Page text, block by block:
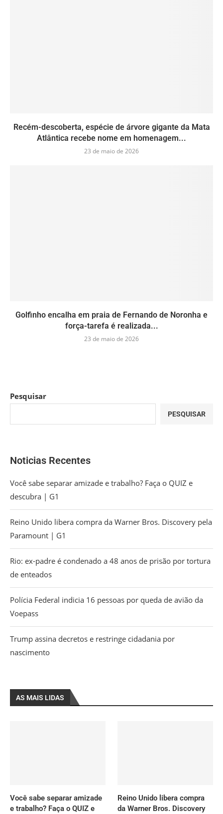
Recém-descoberta, espécie de árvore gigante da Mata
Atlântica recebe nome em homenagem...
23 de maio de 2026
Golfinho encalha em praia de Fernando de Noronha e
força-tarefa é realizada...
23 de maio de 2026
Pesquisar
PESQUISAR
Noticias Recentes
Você sabe separar amizade e trabalho? Faça o QUIZ e
descubra | G1
Reino Unido libera compra da Warner Bros. Discovery pela
Paramount | G1
Rio: ex-padre é condenado a 48 anos de prisão por tortura
de enteados
Polícia Federal indicia 16 pessoas por queda de avião da
Voepass
Trump assina decretos e restringe cidadania por
nascimento
AS MAIS LIDAS
Você sabe separar amizade
e trabalho? Faça o QUIZ e
Reino Unido libera compra
da Warner Bros. Discovery